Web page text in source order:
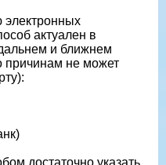
актуален в
и ближнем
причинам не может
достаточно указать